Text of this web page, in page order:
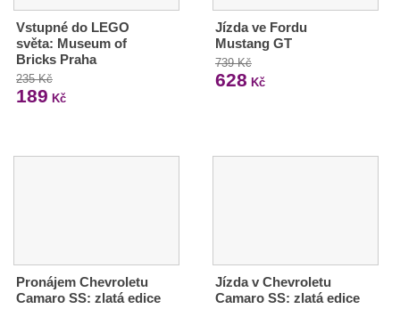
Vstupné do LEGO
světa: Museum of
Bricks Praha
235 Kč
189 Kč
Jízda ve Fordu
Mustang GT
739 Kč
628 Kč
Pronájem Chevroletu
Camaro SS: zlatá edice
Jízda v Chevroletu
Camaro SS: zlatá edice